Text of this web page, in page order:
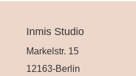
Inmis Studio
Markelstr. 15
12163-Berlin